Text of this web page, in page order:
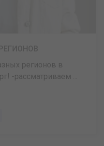
регионов в
-рассматриваем ...